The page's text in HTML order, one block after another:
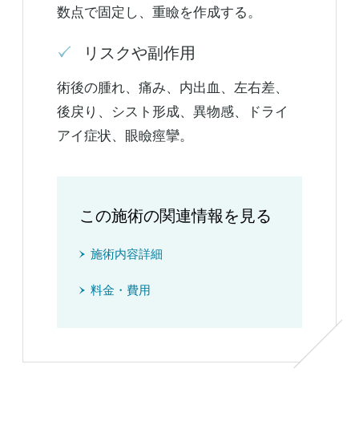
数点で固定し、重瞼を作成する。
リスクや副作用
術後の腫れ、痛み、内出血、左右差、
後戻り、シスト形成、異物感、ドライ
アイ症状、眼瞼痙攣。
この施術の関連情報を見る
施術内容詳細
料金・費用